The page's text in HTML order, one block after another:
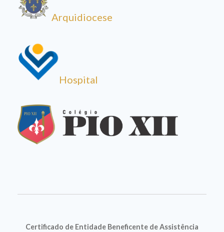
Arquidiocese
Hospital
Certificado de Entidade Beneficente de Assistência